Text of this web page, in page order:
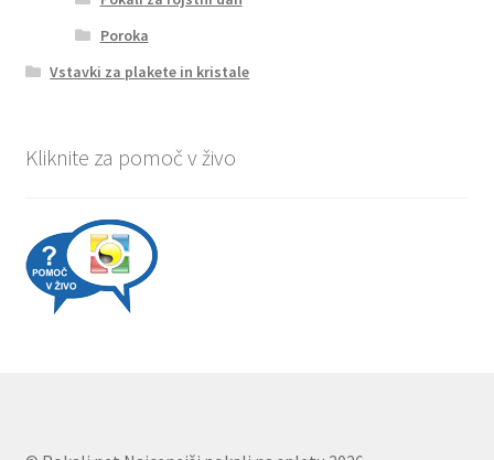
Poroka
Vstavki za plakete in kristale
Kliknite za pomoč v živo